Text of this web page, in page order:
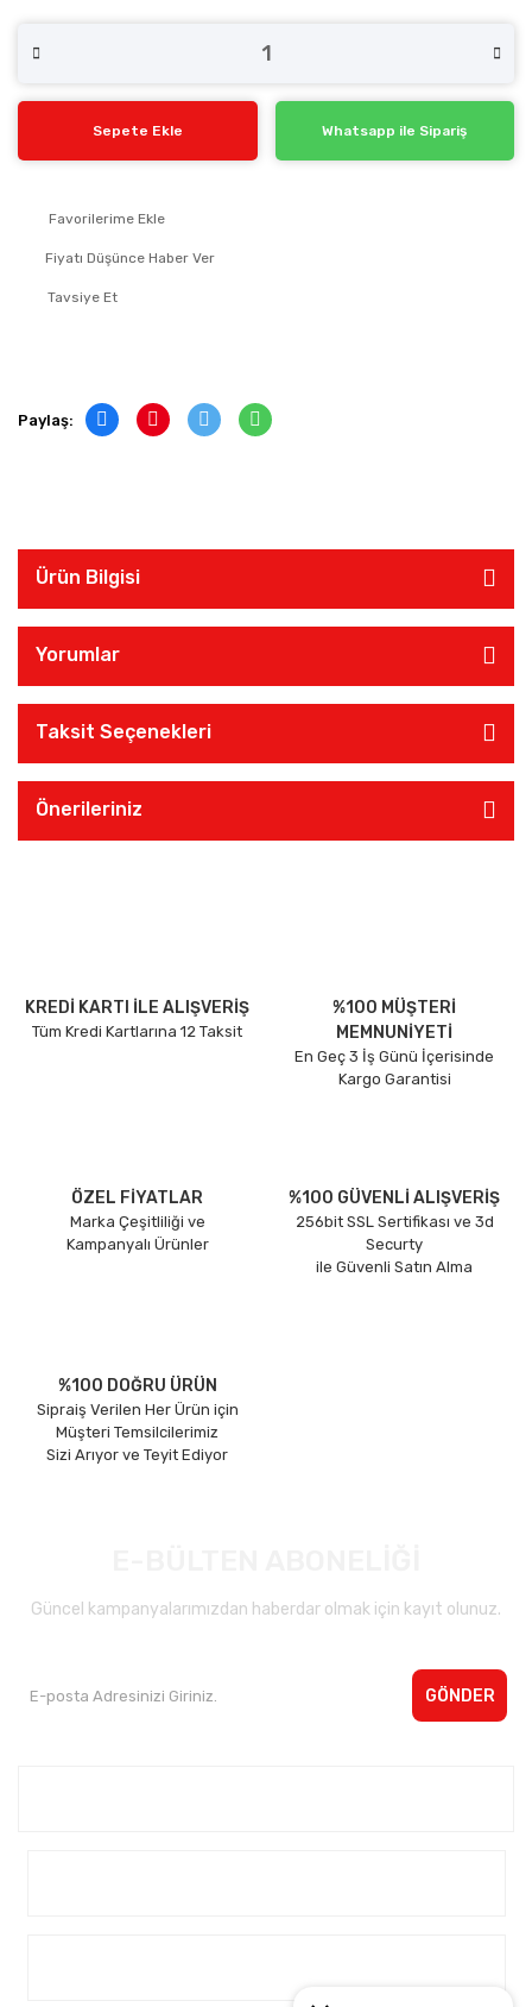
Sepete Ekle Whatsapp ile Sipariş
Fiyatı Düşünce Haber Ver
Tavsiye Et
Paylaş:
Ürün Bilgisi
Yorumlar
Taksit Seçenekleri
Önerileriniz
KREDİ KARTI İLE ALIŞVERİŞ
Tüm Kredi Kartlarına 12 Taksit
%100 MÜŞTERİ
MEMNUNİYETİ
En Geç 3 İş Günü İçerisinde
Kargo Garantisi
ÖZEL FİYATLAR
Marka Çeşitliliği ve
Kampanyalı Ürünler
%100 GÜVENLİ ALIŞVERİŞ
256bit SSL Sertifikası ve 3d
Securty
ile Güvenli Satın Alma
%100 DOĞRU ÜRÜN
Sipraiş Verilen Her Ürün için
Müşteri Temsilcilerimiz
Sizi Arıyor ve Teyit Ediyor
Güncel kampanyalarımızdan haberdar olmak için kayıt olunuz.
GÖNDER